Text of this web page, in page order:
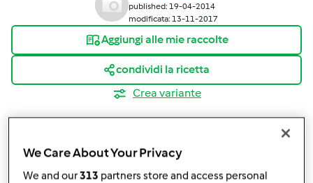
published: 19-04-2014
modificata: 13-11-2017
Aggiungi alle mie raccolte
condividi la ricetta
Crea variante
We Care About Your Privacy
We and our313 partners store and access personal